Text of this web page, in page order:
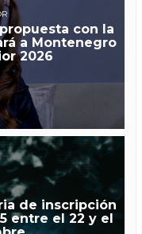
con la
a Montenegro
2026
de inscripción
entre el 22 y el